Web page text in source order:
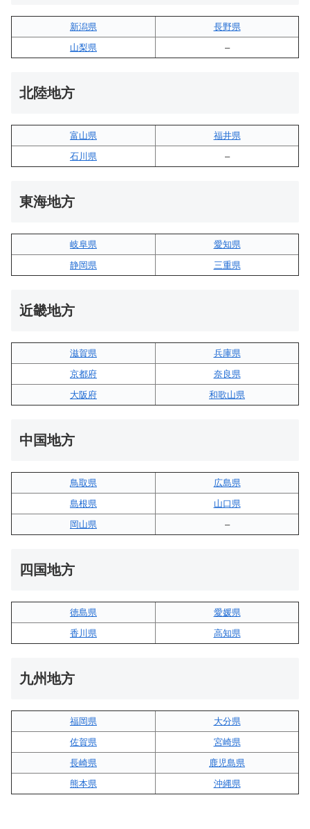
新潟県
長野県
山梨県
–
北陸地方
富山県
福井県
石川県
–
東海地方
岐阜県
愛知県
静岡県
三重県
近畿地方
滋賀県
兵庫県
京都府
奈良県
大阪府
和歌山県
中国地方
鳥取県
広島県
島根県
山口県
岡山県
–
四国地方
徳島県
愛媛県
香川県
高知県
九州地方
福岡県
大分県
佐賀県
宮崎県
長崎県
鹿児島県
熊本県
沖縄県